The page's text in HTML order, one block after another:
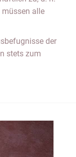
alle
der
stets zum